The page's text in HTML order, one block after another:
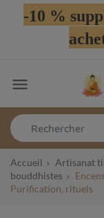
-10 %

Accueil Artisanat
bouddhistes
Purification, rituels